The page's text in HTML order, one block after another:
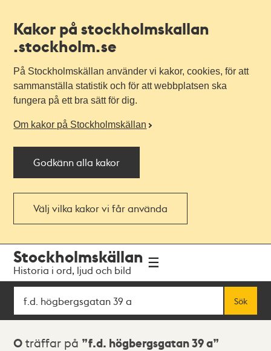
Kakor på stockholmskallan
.stockholm.se
På Stockholmskällan använder vi kakor, cookies, för att
sammanställa statistik och för att webbplatsen ska
fungera på ett bra sätt för dig.
Om kakor på Stockholmskällan
Godkänn alla kakor
Välj vilka kakor vi får använda
navigationen
huvudinnehållet
Stockholmskällan
Historia i ord, ljud och bild
Sök
Sök
Sökresultat
0 träffar på f.d. högbergsgatan 39 a